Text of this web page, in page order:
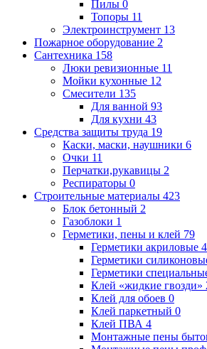
Пилы 0
Топоры 11
Электроинструмент 13
Пожарное оборудование 2
Сантехника 158
Люки ревизионные 11
Мойки кухонные 12
Смесители 135
Для ванной 93
Для кухни 43
Средства защиты труда 19
Каски, маски, наушники 6
Очки 11
Перчатки,рукавицы 2
Респираторы 0
Строительные материалы 423
Блок бетонный 2
Газоблоки 1
Герметики, пены и клей 79
Герметики акриловые 4
Герметики
Герметики
Клей «жидкие гвозди»
Клей для обоев 0
Клей паркетный 0
Клей ПВА 4
Монтажные пены